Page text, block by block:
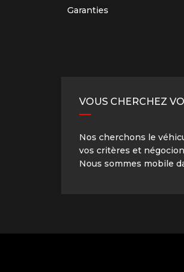
Garanties
VOUS CHERCHEZ
Nos cherchons le
vos critères et
Nous sommes mobile